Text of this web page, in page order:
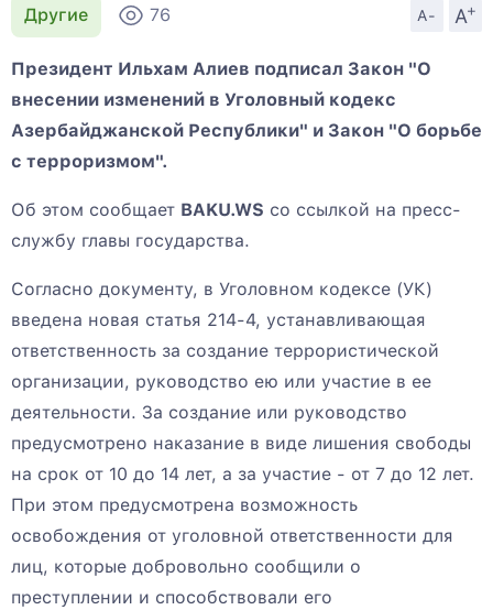
Другие 76 A- A
+
Президент Ильхам Алиев подписал Закон "О
внесении изменений в Уголовный кодекс
Азербайджанской Республики" и Закон "О борьбе
с терроризмом".
Об этом сообщает BAKU.WS со ссылкой на пресс-
службу главы государства.
Согласно документу, в Уголовном кодексе (УК)
введена новая статья 214-4, устанавливающая
ответственность за создание террористической
организации, руководство ею или участие в ее
деятельности. За создание или руководство
предусмотрено наказание в виде лишения свободы
на срок от 10 до 14 лет, а за участие - от 7 до 12 лет.
При этом предусмотрена возможность
освобождения от уголовной ответственности для
лиц, которые добровольно сообщили о
преступлении и способствовали его